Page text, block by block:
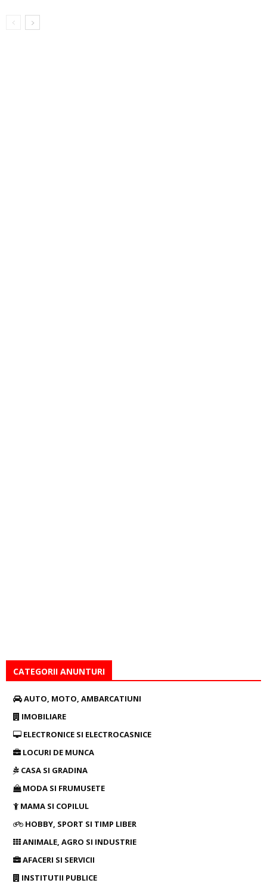
CATEGORII ANUNTURI
AUTO, MOTO, AMBARCATIUNI
IMOBILIARE
ELECTRONICE SI ELECTROCASNICE
LOCURI DE MUNCA
CASA SI GRADINA
MODA SI FRUMUSETE
MAMA SI COPILUL
HOBBY, SPORT SI TIMP LIBER
ANIMALE, AGRO SI INDUSTRIE
AFACERI SI SERVICII
INSTITUTII PUBLICE